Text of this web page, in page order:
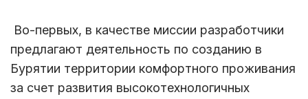
Во-первых, в качестве миссии разработчики
предлагают деятельность по созданию в
Бурятии территории комфортного проживания
за счет развития высокотехнологичных